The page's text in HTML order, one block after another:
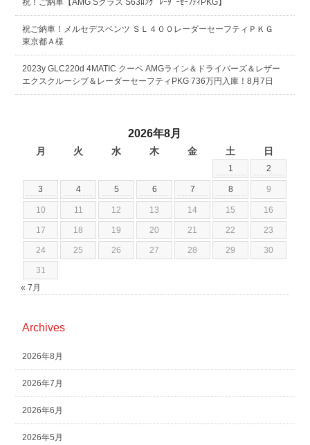
祝！ご納車【AMG Sクラス S63ﾛﾝｸﾞ ﾚｰﾀﾞｰｾｰﾌﾃｨPKG】
祝ご納車！メルセデスベンツ ＳＬ４００レーダーセーフティＰＫＧ
東京都Ａ様
2023y GLC220d 4MATIC クーペ AMGライン＆ドライバーズ＆レザー
エクスクルーシブ＆レーダーセーフティPKG 736万円入庫！8月7日
2026年8月
月 火 水 木 金 土 日
1 2
3 4 5 6 7 8 9
10 11 12 13 14 15 16
17 18 19 20 21 22 23
24 25 26 27 28 29 30
31
« 7月
Archives
2026年8月
2026年7月
2026年6月
2026年5月